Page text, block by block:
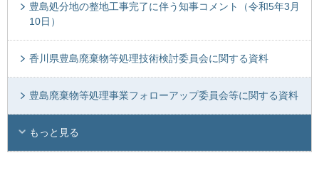
豊島処分地の整地工事完了に伴う知事コメント（令和5年3月
10日）
香川県豊島廃棄物等処理技術検討委員会に関する資料
豊島廃棄物等処理事業フォローアップ委員会等に関する資料
もっと見る